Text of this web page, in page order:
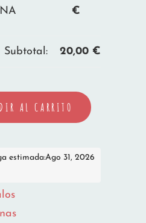
€
Subtotal: 20,00 €
AL CARRITO
estimada:Ago 31, 2026